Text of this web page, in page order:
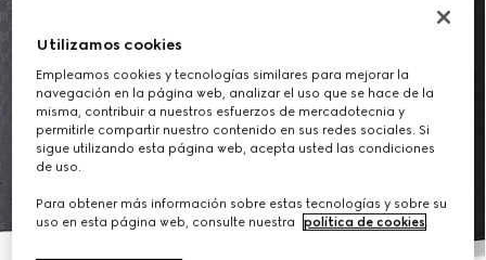
Utilizamos cookies
Empleamos cookies y tecnologías similares para mejorar la
navegación en la página web, analizar el uso que se hace de la
misma, contribuir a nuestros esfuerzos de mercadotecnia y
permitirle compartir nuestro contenido en sus redes sociales. Si
sigue utilizando esta página web, acepta usted las condiciones
de uso.
Para obtener más información sobre estas tecnologías y sobre su
uso en esta página web, consulte nuestra
política de cookies.